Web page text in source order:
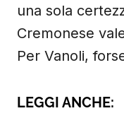
una sola
Cremonese
Per Vanoli,
LEGGI ANCHE: